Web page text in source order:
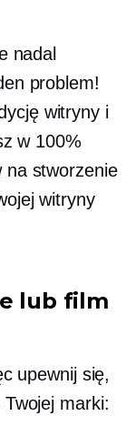
nadal
problem!
witryny i
w 100%
na stworzenie
witryny
lub film
upewnij się,
marki: